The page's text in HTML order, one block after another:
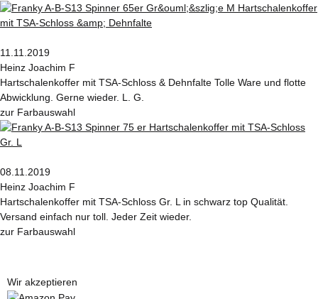
11.11.2019
Heinz Joachim F
Hartschalenkoffer mit TSA-Schloss & Dehnfalte Tolle Ware und flotte
Abwicklung. Gerne wieder. L. G.
zur Farbauswahl
08.11.2019
Heinz Joachim F
Hartschalenkoffer mit TSA-Schloss Gr. L in schwarz top Qualität.
Versand einfach nur toll. Jeder Zeit wieder.
zur Farbauswahl
Wir akzeptieren